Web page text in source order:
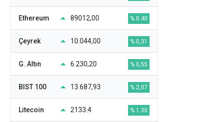
Ethereum 89012,00 % 0.40
Çeyrek 10.044,00 % 0,31
G. Altın 6.230,20 % 0,55
BIST 100 13.687,93 % 2,07
Litecoin 2133.4 % 1.30